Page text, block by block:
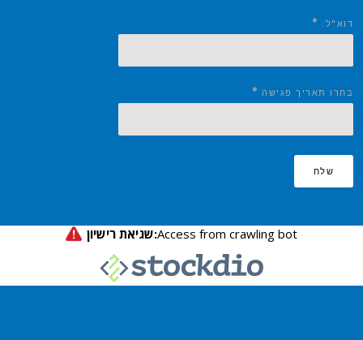
דוא"ל: *
בחרו תאריך פגישה *
שלח